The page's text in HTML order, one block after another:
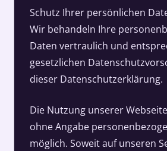
Schutz Ihrer persönlichen
Wir behandeln Ihre
Daten vertraulich und
gesetzlichen
dieser Datenschutzerklärung.
Die Nutzung unserer
ohne Angabe
möglich. Soweit auf unseren